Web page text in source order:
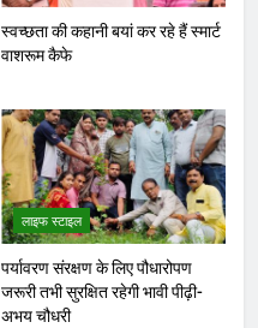
स्वच्छता की कहानी बयां कर रहे हैं स्मार्ट
वाशरूम कैफे
लाइफ स्टाइल
पर्यावरण संरक्षण के लिए पौधारोपण
जरूरी तभी सुरक्षित रहेगी भावी पीढ़ी-
अभय चौधरी